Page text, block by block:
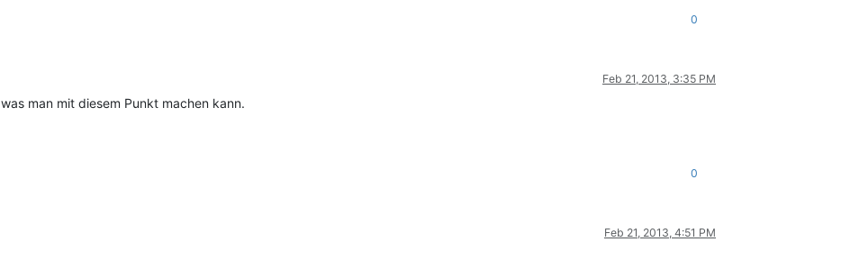
0
Feb 21, 2013, 3:35 PM
man mit diesem Punkt machen kann.
0
Feb 21, 2013, 4:51 PM